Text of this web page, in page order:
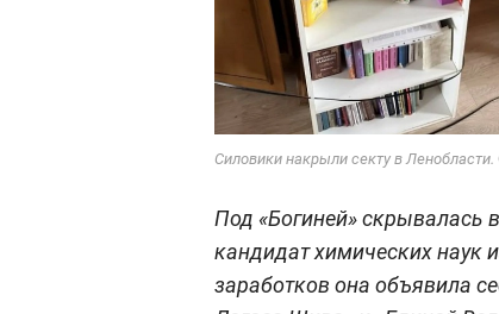
Силовики накрыли секту в
Под «Богиней» скрывалась
кандидат химических наук
заработков она объявила